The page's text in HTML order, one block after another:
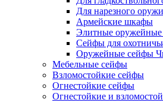
Для нарезного
Армейские шкафы
Элитные
Сейфы для
Оружейные сейфы
Мебельные сейфы
Взломостойкие сейфы
Огнестойкие сейфы
Огнестойкие и